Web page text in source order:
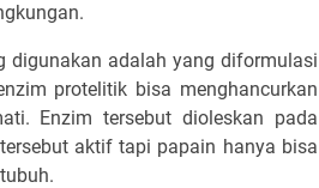
digunakan adalah yang diformulasi
protelitik bisa menghancurkan
Enzim tersebut dioleskan pada
aktif tapi papain hanya bisa